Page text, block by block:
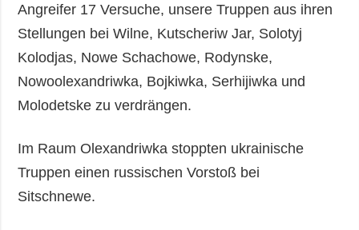
Angreifer 17 Versuche, unsere Truppen aus ihren
Stellungen bei Wilne, Kutscheriw Jar, Solotyj
Kolodjas, Nowe Schachowe, Rodynske,
Nowoolexandriwka, Bojkiwka, Serhijiwka und
Molodetske zu verdrängen.
Im Raum Olexandriwka stoppten ukrainische
Truppen einen russischen Vorstoß bei
Sitschnewe.